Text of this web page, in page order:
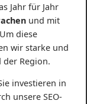
Jahr für Jahr
und mit
diese
wir starke und
Region.
investieren in
unsere SEO-